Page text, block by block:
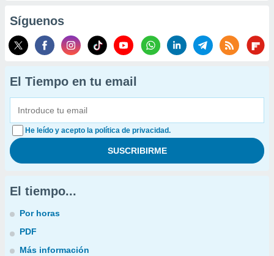
Síguenos
El Tiempo en tu email
He leído y acepto la política de privacidad.
El tiempo...
Por horas
PDF
Más información